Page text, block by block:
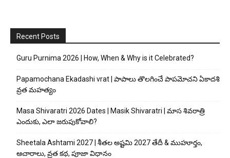
Recent Posts
Guru Purnima 2026 | How, When & Why is it Celebrated?
Papamochana Ekadashi vrat | పాపాలు తొలగించే పాపమోచని ఏకాదశి
వ్రత మహత్యం
Masa Shivaratri 2026 Dates | Masik Shivaratri | మాస శివరాత్రి
ఎందుకు, ఎలా జరుపుకోవాలి?
Sheetala Ashtami 2027 | శీతల అష్టమి 2027 తేదీ & ముహూర్తం,
ఆచారాలు, వ్రత కథ, పూజా విధానం